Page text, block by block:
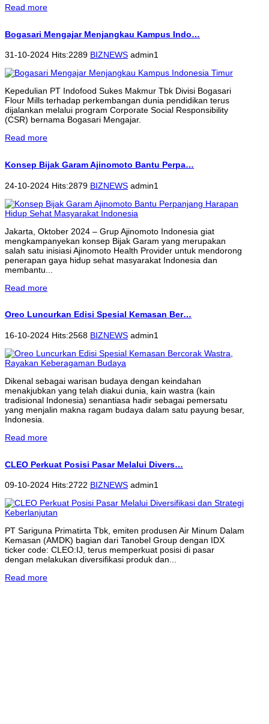
Read more
Bogasari Mengajar Menjangkau Kampus Indo…
31-10-2024 Hits:2289 BIZNEWS admin1
Kepedulian PT Indofood Sukes Makmur Tbk Divisi Bogasari
Flour Mills terhadap perkembangan dunia pendidikan terus
dijalankan melalui program Corporate Social Responsibility
(CSR) bernama Bogasari Mengajar.
Read more
Konsep Bijak Garam Ajinomoto Bantu Perpa…
24-10-2024 Hits:2879 BIZNEWS admin1
Jakarta, Oktober 2024 – Grup Ajinomoto Indonesia giat
mengkampanyekan konsep Bijak Garam yang merupakan
salah satu inisiasi Ajinomoto Health Provider untuk mendorong
penerapan gaya hidup sehat masyarakat Indonesia dan
membantu...
Read more
Oreo Luncurkan Edisi Spesial Kemasan Ber…
16-10-2024 Hits:2568 BIZNEWS admin1
Dikenal sebagai warisan budaya dengan keindahan
menakjubkan yang telah diakui dunia, kain wastra (kain
tradisional Indonesia) senantiasa hadir sebagai pemersatu
yang menjalin makna ragam budaya dalam satu payung besar,
Indonesia.
Read more
CLEO Perkuat Posisi Pasar Melalui Divers…
09-10-2024 Hits:2722 BIZNEWS admin1
PT Sariguna Primatirta Tbk, emiten produsen Air Minum Dalam
Kemasan (AMDK) bagian dari Tanobel Group dengan IDX
ticker code: CLEO:IJ, terus memperkuat posisi di pasar
dengan melakukan diversifikasi produk dan...
Read more